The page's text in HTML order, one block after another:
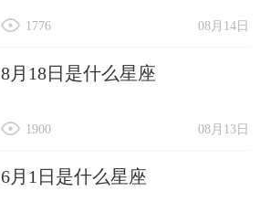
08月14日
1776
8月18日是什么星座
08月13日
1900
6月1日是什么星座